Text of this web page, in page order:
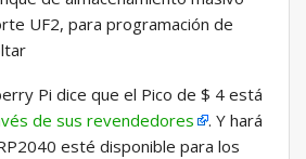
UF2, para programación de
Pi dice que el Pico de $ 4 está
de sus revendedores
. Y hará
esté disponible para los